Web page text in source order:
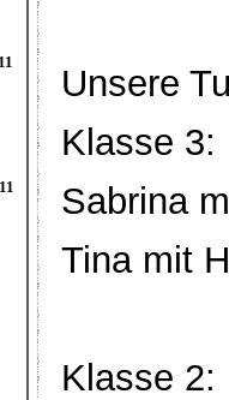
Unsere
Klasse 3:
Sabrina
Tina mit
Klasse 2: